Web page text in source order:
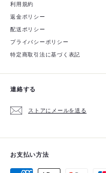
利用規約
返金ポリシー
配送ポリシー
プライバシーポリシー
特定商取引法に基づく表記
連絡する
ストアにメールを送る
お支払い方法